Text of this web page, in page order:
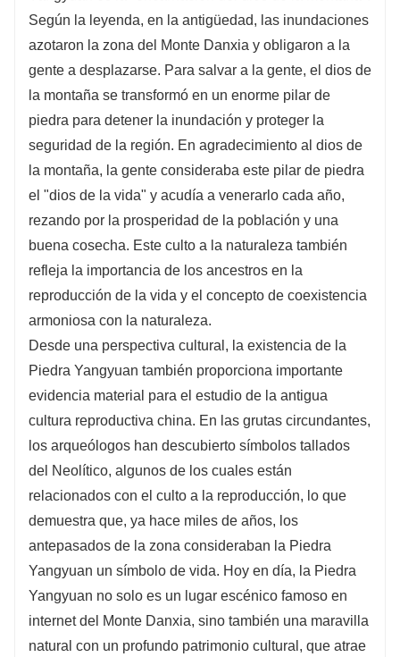
Según la leyenda, en la antigüedad, las inundaciones
azotaron la zona del Monte Danxia y obligaron a la
gente a desplazarse. Para salvar a la gente, el dios de
la montaña se transformó en un enorme pilar de
piedra para detener la inundación y proteger la
seguridad de la región. En agradecimiento al dios de
la montaña, la gente consideraba este pilar de piedra
el "dios de la vida" y acudía a venerarlo cada año,
rezando por la prosperidad de la población y una
buena cosecha. Este culto a la naturaleza también
refleja la importancia de los ancestros en la
reproducción de la vida y el concepto de coexistencia
armoniosa con la naturaleza.
Desde una perspectiva cultural, la existencia de la
Piedra Yangyuan también proporciona importante
evidencia material para el estudio de la antigua
cultura reproductiva china. En las grutas circundantes,
los arqueólogos han descubierto símbolos tallados
del Neolítico, algunos de los cuales están
relacionados con el culto a la reproducción, lo que
demuestra que, ya hace miles de años, los
antepasados ​​de la zona consideraban la Piedra
Yangyuan un símbolo de vida. Hoy en día, la Piedra
Yangyuan no solo es un lugar escénico famoso en
internet del Monte Danxia, ​​sino también una maravilla
natural con un profundo patrimonio cultural, que atrae